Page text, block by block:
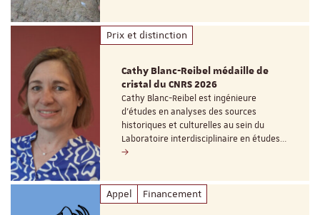
Prix et distinction
Cathy Blanc-Reibel médaille de
cristal du CNRS 2026
Cathy Blanc-Reibel est ingénieure
d’études en analyses des sources
historiques et culturelles au sein du
Laboratoire interdisciplinaire en études…
Appel Financement